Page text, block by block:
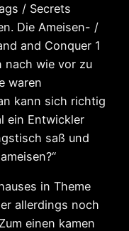
/ Secrets
Die Ameisen- /
and Conquer 1
nach wie vor zu
waren
kann sich richtig
ein Entwickler
saß und
in Theme
allerdings noch
einen kamen